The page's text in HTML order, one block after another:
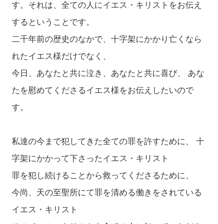
す。それは、全ての人にイエス・キリストをお伝え
するということです。
二千年前の歴史のなかで、十字架にかかり亡くなら
れたイエス様だけでなく、
今日、あなたと共に泣き、あなたと共に喜び、 あな
たを慰めてくださるイエス様をお伝えしたいので
す。
私達の今まで犯してきた全ての罪を許すために、 十
字架にかかって下さったイエス・キリスト
罪を犯し続けることから救ってくださるために、
今尚、天の至聖所にて罪を清める働きをされている
イエス・キリスト